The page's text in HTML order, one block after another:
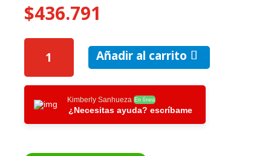
$436.791
ROTOMARTILLO
PLUS
DEWALT
950W
CANTIDAD
Añadir al carrito
Kimberly Sanhueza En línea
¿Necesitas ayuda? escríbame